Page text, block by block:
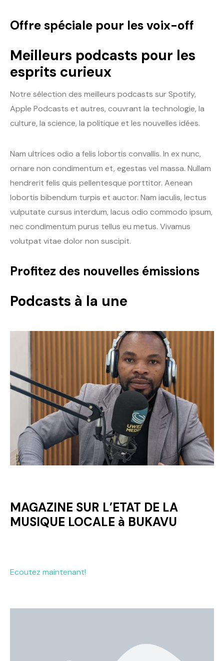
Offre spéciale pour les voix-off
Meilleurs podcasts pour les
esprits curieux
Notre sélection des meilleurs podcasts sur Spotify,
Apple Podcasts et autres, couvrant la technologie, la
culture, la science, la politique et les nouvelles idées.
Nam ultrices odio a felis lobortis convallis. In ex nunc,
ornare non condimentum et, egestas vel massa. Nullam
hendrerit felis quis pellentesque porttitor. Aenean
lobortis bibendum turpis et auctor. Nam iaculis, lectus
vulputate cursus interdum, lacus odio commodo ipsum,
nec condimentum purus tellus eu metus. Vivamus
volutpat vitae dolor non suscipit.
Profitez des nouvelles émissions
Podcasts à la une
MAGAZINE SUR L’ETAT DE LA
MUSIQUE LOCALE à BUKAVU
Ecoutez maintenant!